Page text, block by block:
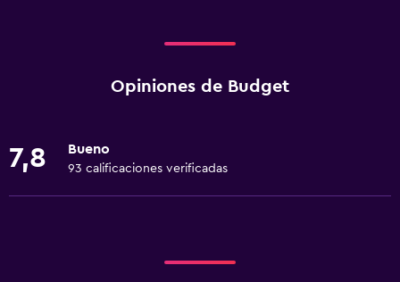
Opiniones de Budget
7,8 Bueno
93 calificaciones verificadas